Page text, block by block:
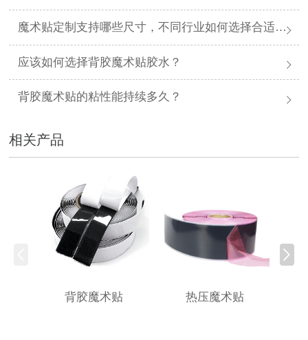
魔术贴定制支持哪些尺寸，不同行业如何选择合适规格？
应该如何选择背胶魔术贴胶水？
背胶魔术贴的粘性能持续多久？
相关产品
背胶魔术贴 热压魔术贴